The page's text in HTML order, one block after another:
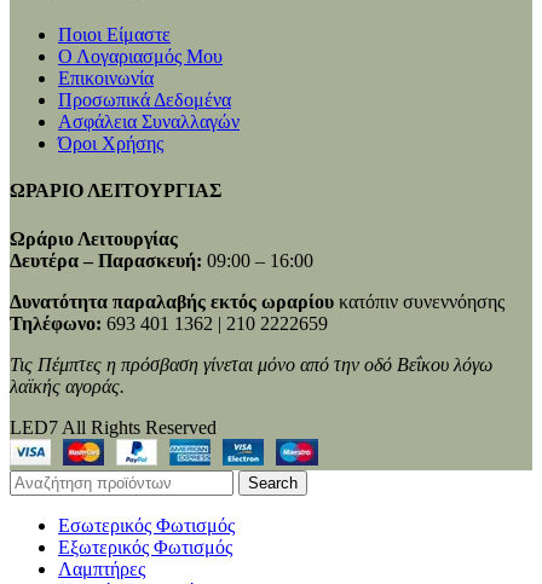
Ποιοι Είμαστε
Ο Λογαριασμός Μου
Επικοινωνία
Προσωπικά Δεδομένα
Ασφάλεια Συναλλαγών
Όροι Χρήσης
ΩΡΑΡΙΟ ΛΕΙΤΟΥΡΓΙΑΣ
Ωράριο Λειτουργίας
Δευτέρα – Παρασκευή: 09:00 – 16:00
Δυνατότητα παραλαβής εκτός ωραρίου κατόπιν συνεννόησης
Τηλέφωνο: 693 401 1362 | 210 2222659
Τις Πέμπτες η πρόσβαση γίνεται μόνο από την οδό Βεΐκου λόγω
λαϊκής αγοράς.
LED7 All Rights Reserved
Search
Εσωτερικός Φωτισμός
Εξωτερικός Φωτισμός
Λαμπτήρες